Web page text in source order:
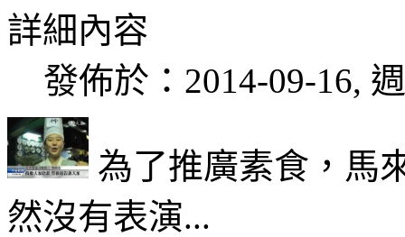
詳細內容
發佈於：2014-09-16,
為了推廣素食，馬
然沒有表演...